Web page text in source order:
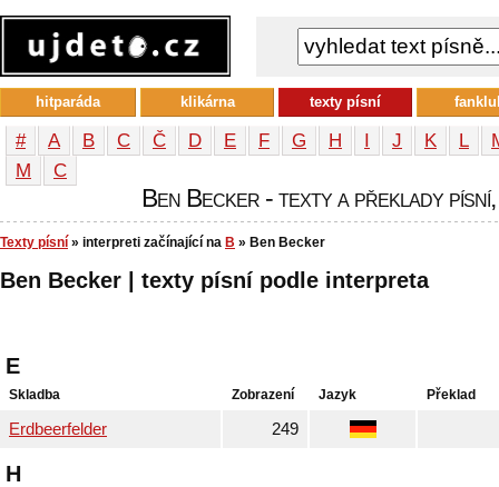
# A B C Č D E F G H I J K L
М
С
Ben Becker - texty a překlady
Texty písní » interpreti začínající na B » Ben Becker
Ben Becker | texty písní podle interpreta
E
Skladba Zobrazení Jazyk Překlad
Erdbeerfelder 249
H
hitparáda klikárna texty písní